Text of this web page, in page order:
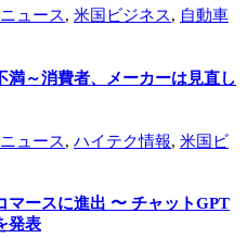
ュース, 米国ビジネス, 自動車
満～消費者、メーカーは見直し
ュース, ハイテク情報, 米国ビ
マースに進出 〜 チャットGPT
発表